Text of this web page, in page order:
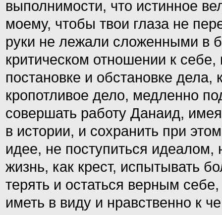
выполнимости, что истинное
моему, чтобы твои глаза не
руки не лежали сложенными в б
критическом отношении к себе,
постановке и обстановке
кропотливое дело, медленно
совершать работу Данаид,
в истории, и сохранить при
идее, не поступиться идеалом,
жизнь, как крест, испытывать
терять и остаться верным
иметь в виду и нравственно к